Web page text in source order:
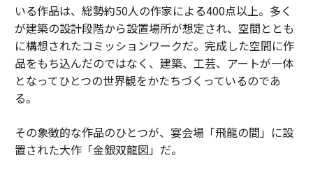
いる作品は、総勢約50人の作家による400点以上。多く
が建築の設計段階から設置場所が想定され、空間ととも
に構想されたコミッションワークだ。完成した空間に作
品をもち込んだのではなく、建築、工芸、アートが一体
となってひとつの世界観をかたちづくっているのであ
る。
その象徴的な作品のひとつが、宴会場「飛龍の間」に設
置された大作「金銀双龍図」だ。